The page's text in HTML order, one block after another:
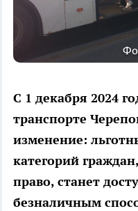
С 1 декабря 2024
транспорте
изменение:
категорий
право, станет
безналичным